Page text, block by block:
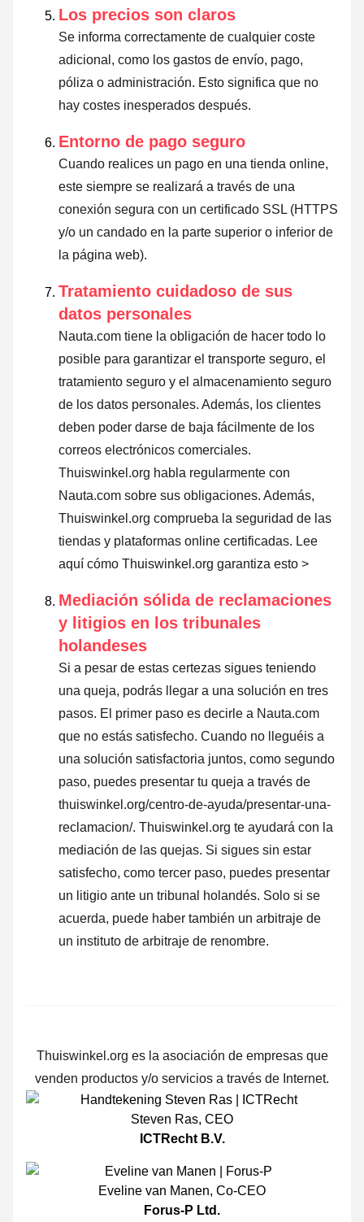
Los precios son claros
Se informa correctamente de cualquier coste
adicional, como los gastos de envío, pago,
póliza o administración. Esto significa que no
hay costes inesperados después.
Entorno de pago seguro
Cuando realices un pago en una tienda online,
este siempre se realizará a través de una
conexión segura con un certificado SSL (HTTPS
y/o un candado en la parte superior o inferior de
la página web).
Tratamiento cuidadoso de sus
datos personales
Nauta.com tiene la obligación de hacer todo lo
posible para garantizar el transporte seguro, el
tratamiento seguro y el almacenamiento seguro
de los datos personales. Además, los clientes
deben poder darse de baja fácilmente de los
correos electrónicos comerciales.
Thuiswinkel.org habla regularmente con
Nauta.com sobre sus obligaciones. Además,
Thuiswinkel.org comprueba la seguridad de las
tiendas y plataformas online certificadas. Lee
aquí cómo Thuiswinkel.org garantiza esto >
Mediación sólida de reclamaciones
y litigios en los tribunales
holandeses
Si a pesar de estas certezas sigues teniendo
una queja, podrás llegar a una solución en tres
pasos. El primer paso es decirle a Nauta.com
que no estás satisfecho. Cuando no lleguéis a
una solución satisfactoria juntos, como segundo
paso, puedes presentar tu queja a través de
thuiswinkel.org/centro-de-ayuda/presentar-una-
reclamacion/. Thuiswinkel.org te ayudará con la
mediación de las quejas. Si sigues sin estar
satisfecho, como tercer paso, puedes presentar
un litigio ante un tribunal holandés. Solo si se
acuerda, puede haber también un arbitraje de
un instituto de arbitraje de renombre.
Thuiswinkel.org es la asociación de empresas que
venden productos y/o servicios a través de Internet.
Steven Ras, CEO
ICTRecht B.V.
Eveline van Manen, Co-CEO
Forus-P Ltd.